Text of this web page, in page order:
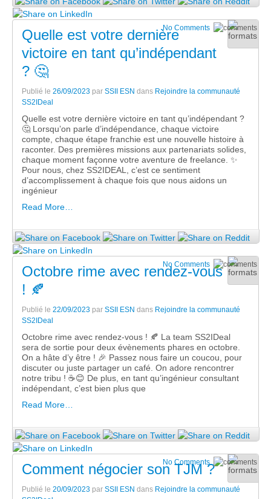
No Comments
Quelle est votre dernière
victoire en tant qu’indépendant
? 🤔
Publié le 26/09/2023 par SSII ESN dans Rejoindre la communauté
SS2IDeal
Quelle est votre dernière victoire en tant qu’indépendant ?
🤔 Lorsqu’on parle d’indépendance, chaque victoire
compte, chaque étape franchie est une nouvelle histoire à
raconter. Des premières missions aux partenariats solides,
chaque moment façonne votre aventure de freelance. ✨
Pour nous, chez SS2IDEAL, c’est ce sentiment
d’accomplissement à chaque fois que nous aidons un
ingénieur
Read More…
No Comments
Octobre rime avec rendez-vous
! 🍂
Publié le 22/09/2023 par SSII ESN dans Rejoindre la communauté
SS2IDeal
Octobre rime avec rendez-vous ! 🍂 La team SS2IDeal
sera de sortie pour deux évènements phares en octobre.
On a hâte d’y être ! 🎉 Passez nous faire un coucou, pour
discuter ou juste partager un café. On adore rencontrer
notre tribu ! ☕️😊 De plus, en tant qu’ingénieur consultant
indépendant, c’est bien plus que
Read More…
No Comments
Comment négocier son TJM ?
Publié le 20/09/2023 par SSII ESN dans Rejoindre la communauté